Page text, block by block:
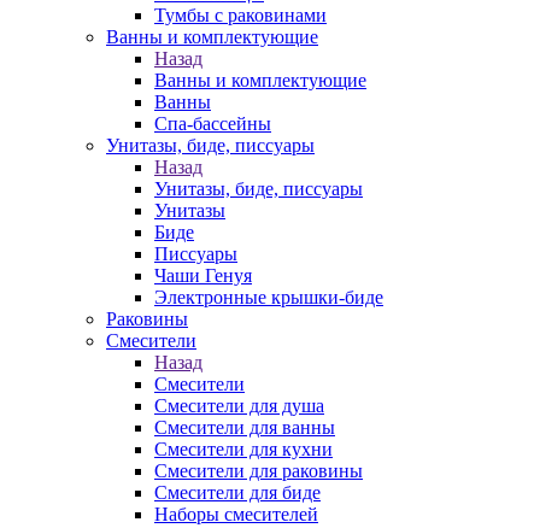
Тумбы с раковинами
Ванны и комплектующие
Назад
Ванны и комплектующие
Ванны
Спа-бассейны
Унитазы, биде, писсуары
Назад
Унитазы, биде, писсуары
Унитазы
Биде
Писсуары
Чаши Генуя
Электронные крышки-биде
Раковины
Смесители
Назад
Смесители
Смесители для душа
Смесители для ванны
Смесители для кухни
Смесители для раковины
Смесители для биде
Наборы смесителей